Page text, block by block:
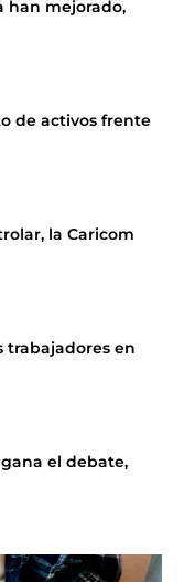
han mejorado,
de activos frente
la Caricom
trabajadores en
el debate,